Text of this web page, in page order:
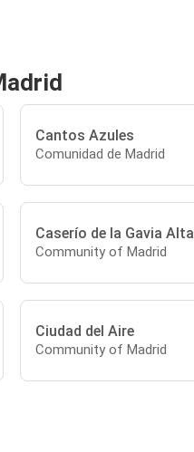
Cantos Azules
Comunidad de Madrid
Caserío de la Gavia Alta
Community of Madrid
Ciudad del Aire
Community of Madrid